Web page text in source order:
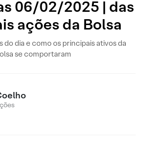
06/02/2025 | das
ações da Bolsa
do dia e como os principais ativos da
se comportaram